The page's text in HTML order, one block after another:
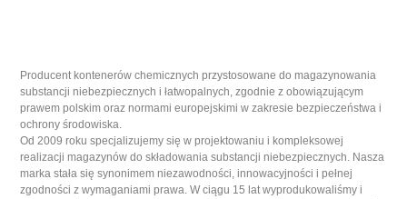
Producent kontenerów chemicznych przystosowane do magazynowania
substancji niebezpiecznych i łatwopalnych, zgodnie z obowiązującym
prawem polskim oraz normami europejskimi w zakresie bezpieczeństwa i
ochrony środowiska.
Od 2009 roku specjalizujemy się w projektowaniu i kompleksowej
realizacji magazynów do składowania substancji niebezpiecznych. Nasza
marka stała się synonimem niezawodności, innowacyjności i pełnej
zgodności z wymaganiami prawa. W ciągu 15 lat wyprodukowaliśmy i